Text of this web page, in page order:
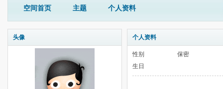
空间首页 主题 个人资料
头像 个人资料
性别
保密
生日